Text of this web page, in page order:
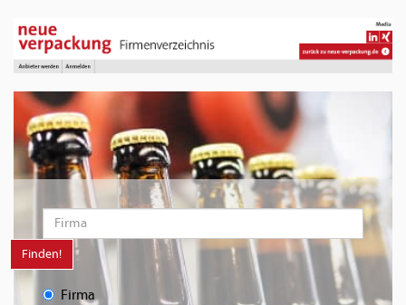
Finden!
Firma